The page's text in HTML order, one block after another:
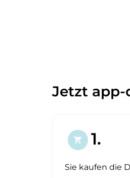
Jetzt app-
shopping_cart 1.
Sie kaufen die